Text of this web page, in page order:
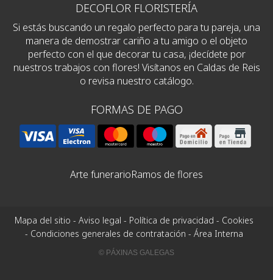
DECOFLOR FLORISTERÍA
Si estás buscando un regalo perfecto para tu pareja, una
manera de demostrar cariño a tu amigo o el objeto
perfecto con el que decorar tu casa, ¡decídete por
nuestros trabajos con flores! Visítanos en Caldas de Reis
o revisa nuestro catálogo.
FORMAS DE PAGO
Arte funerarioRamos de flores
Mapa del sitio - Aviso legal - Política de privacidad - Cookies
- Condiciones generales de contratación - Área Interna
© PÁXINAS GALEGAS